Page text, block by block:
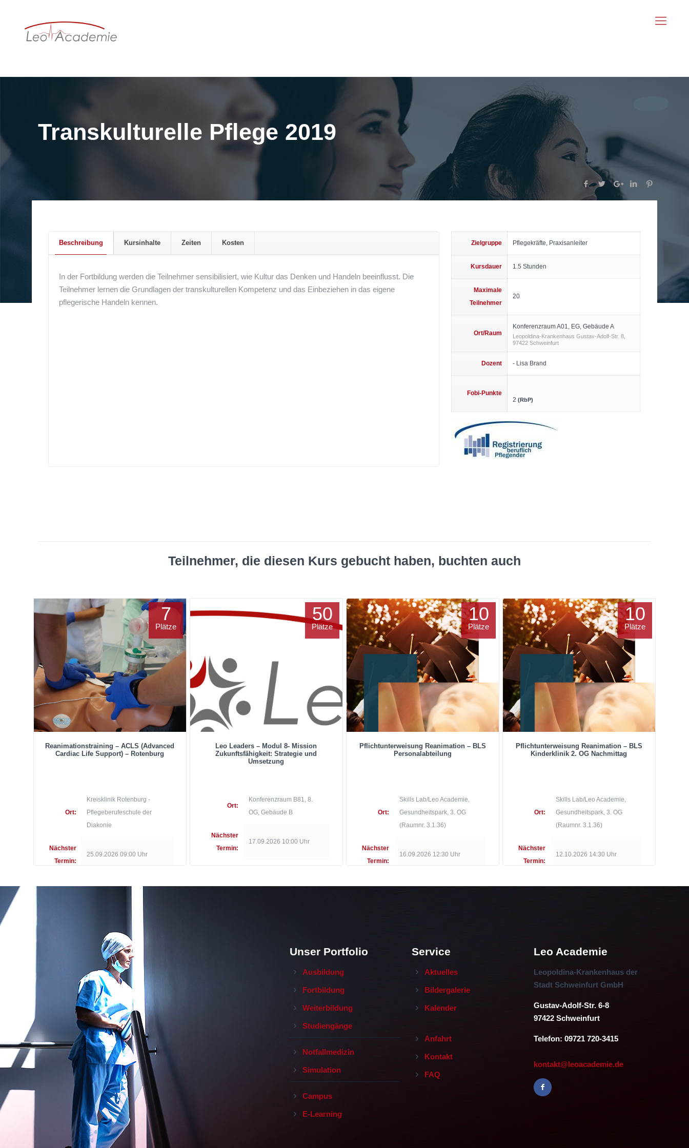
Transkulturelle Pflege 2019
Beschreibung Kursinhalte Zeiten Kosten
In der Fortbildung werden die Teilnehmer sensibilisiert, wie Kultur das Denken und Handeln beeinflusst. Die
Teilnehmer lernen die Grundlagen der transkulturellen Kompetenz und das Einbeziehen in das eigene
pflegerische Handeln kennen.
Zielgruppe Pflegekräfte, Praxisanleiter
Kursdauer 1.5 Stunden
Maximale
Teilnehmer
20
Ort/Raum
Konferenzraum A01, EG, Gebäude A
Leopoldina-Krankenhaus Gustav-Adolf-Str. 8,
97422 Schweinfurt
Dozent - Lisa Brand
Fobi-Punkte
2(RbP)
Teilnehmer, die diesen Kurs gebucht haben, buchten auch
Reanimationstraining – ACLS (Advanced
Cardiac Life Support) – Rotenburg
Ort:
Kreisklinik Rotenburg -
Pflegeberufeschule der
Diakonie
Nächster
Termin:
25.09.2026 09:00 Uhr
7
Plätze
Leo Leaders – Modul 8- Mission
Zukunftsfähigkeit: Strategie und
Umsetzung
Ort:
Konferenzraum B81, 8.
OG, Gebäude B
Nächster
Termin:
17.09.2026 10:00 Uhr
50
Plätze
Pflichtunterweisung Reanimation – BLS
Personalabteilung
Ort:
Skills Lab/Leo Academie,
Gesundheitspark, 3. OG
(Raumnr. 3.1.36)
Nächster
Termin:
16.09.2026 12:30 Uhr
10
Plätze
Pflichtunterweisung Reanimation – BLS
Kinderklinik 2. OG Nachmittag
Ort:
Skills Lab/Leo Academie,
Gesundheitspark, 3. OG
(Raumnr. 3.1.36)
Nächster
Termin:
12.10.2026 14:30 Uhr
10
Plätze
Unser Portfolio
Ausbildung
Fortbildung
Weiterbildung
Studiengänge
Notfallmedizin
Simulation
Campus
E-Learning
Service
Aktuelles
Bildergalerie
Kalender
Anfahrt
Kontakt
FAQ
Leo Academie
Leopoldina-Krankenhaus der
Stadt Schweinfurt GmbH
Gustav-Adolf-Str. 6-8
97422 Schweinfurt
Telefon: 09721 720-3415
kontakt@leoacademie.de